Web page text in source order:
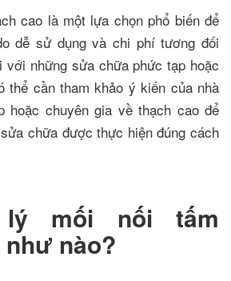
cao là một lựa chọn phổ biến để
dễ sử dụng và chi phí tương đối
với những sửa chữa phức tạp hoặc
thể cần tham khảo ý kiến của nhà
hoặc chuyên gia về thạch cao để
chữa được thực hiện đúng cách
mối nối tấm
nào?